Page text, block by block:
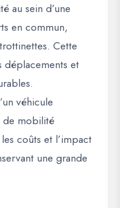
au sein d’une
en commun,
Cette
et
véhicule
de mobilité
coûts et l’impact
une grande